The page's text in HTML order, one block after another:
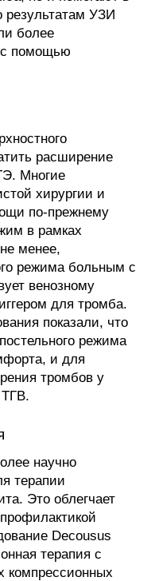
результатам УЗИ
более
с помощью
расширение
Многие
хирургии и
по-прежнему
в рамках
менее,
режима больным с
венозному
для тромба.
показали, что
режима
и для
тромбов у
научно
терапии
Это облегчает
Decousus
терапия с
компрессионных